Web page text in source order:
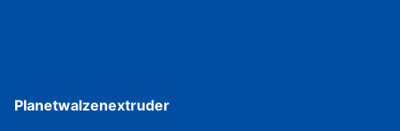
Planetwalzenextruder